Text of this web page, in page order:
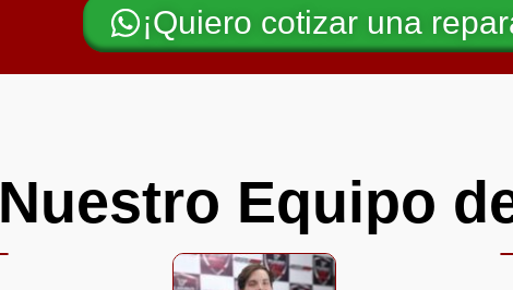
¡Quiero cotizar una
Nuestro Equipo